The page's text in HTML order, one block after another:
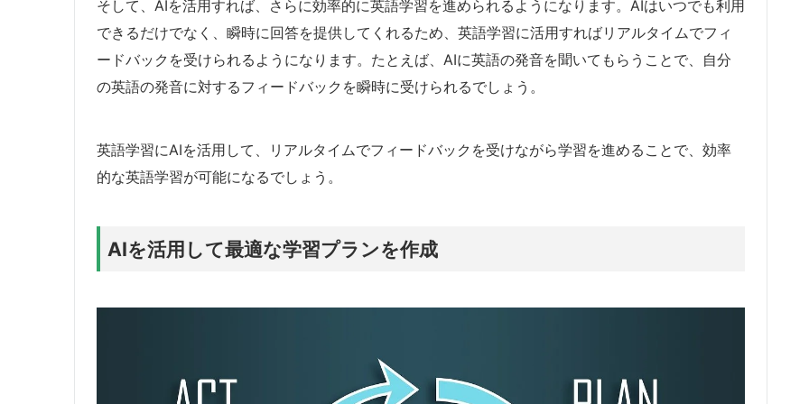
そして、AIを活用すれば、さらに効率的に英語学習を進められるようになります。AIはいつでも利用
できるだけでなく、瞬時に回答を提供してくれるため、英語学習に活用すればリアルタイムでフィ
ードバックを受けられるようになります。たとえば、AIに英語の発音を聞いてもらうことで、自分
の英語の発音に対するフィードバックを瞬時に受けられるでしょう。
英語学習にAIを活用して、リアルタイムでフィードバックを受けながら学習を進めることで、効率
的な英語学習が可能になるでしょう。
AIを活用して最適な学習プランを作成